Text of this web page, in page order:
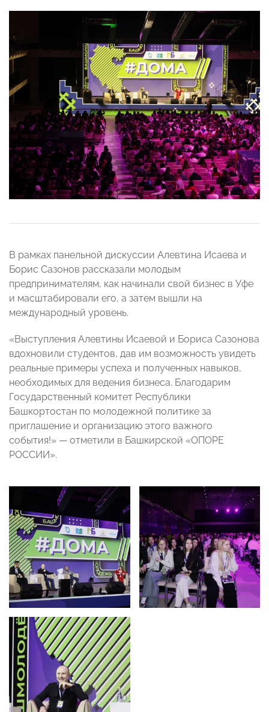
В рамках панельной дискуссии Алевтина Исаева и
Борис Сазонов рассказали молодым
предпринимателям, как начинали свой бизнес в Уфе
и масштабировали его, а затем вышли на
международный уровень.
«Выступления Алевтины Исаевой и Бориса Сазонова
вдохновили студентов, дав им возможность увидеть
реальные примеры успеха и полученных навыков,
необходимых для ведения бизнеса. Благодарим
Государственный комитет Республики
Башкортостан по молодежной политике за
приглашение и организацию этого важного
события!» — отметили в Башкирской «ОПОРЕ
РОССИИ».